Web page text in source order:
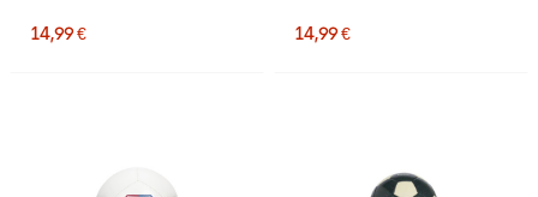
Blanc Rose Multicolore
14,99 €
Rose
14,99 €